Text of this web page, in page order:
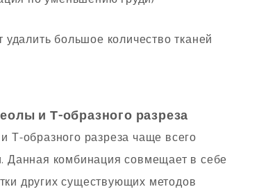
большое количество тканей
и Т-образного разреза
Т-образного разреза чаще всего
Данная комбинация совмещает в себе
других существующих методов